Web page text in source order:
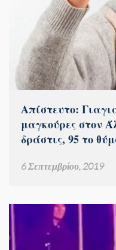
Απίστευτο:
μαγκούρες στον
δράστις, 95 το
6 Σεπτεμβρίου, 2019